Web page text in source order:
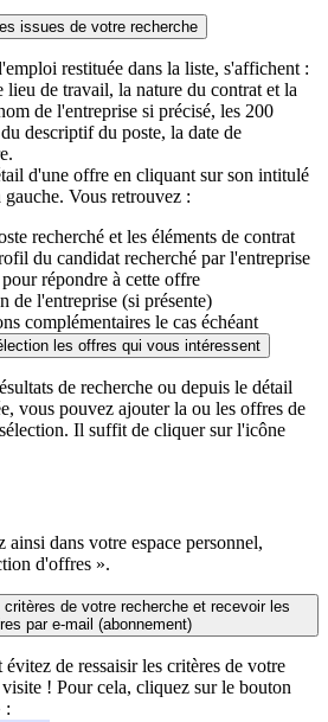
issues de votre recherche
restituée dans la liste, s'affichent :
de travail, la nature du contrat et la
de l'entreprise si précisé, les 200
descriptif du poste, la date de
d'une offre en cliquant sur son intitulé
Vous retrouvez :
recherché et les éléments de contrat
du candidat recherché par l'entreprise
répondre à cette offre
de l'entreprise (si présente)
complémentaires le cas échéant
les offres qui vous intéressent
de recherche ou depuis le détail
vous pouvez ajouter la ou les offres de
Il suffit de cliquer sur l'icône
ainsi dans votre espace personnel,
d'offres ».
de votre recherche et recevoir les
par e-mail (abonnement)
de ressaisir les critères de votre
! Pour cela, cliquez sur le bouton
: